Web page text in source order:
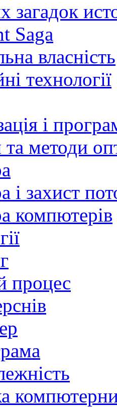
загадок
Saga
влaсність
технології
і
методи
і захист
компютерів
процес